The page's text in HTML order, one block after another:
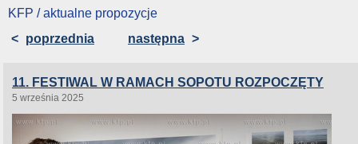
KFP / aktualne propozycje
< poprzednia następna >
11. FESTIWAL W RAMACH SOPOTU ROZPOCZĘTY
5 września 2025